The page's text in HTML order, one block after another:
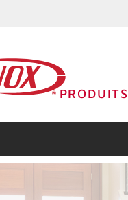
PRODUITS